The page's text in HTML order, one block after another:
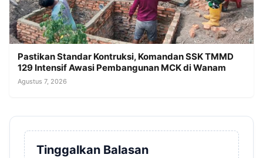
Pastikan Standar Kontruksi, Komandan SSK TMMD
129 Intensif Awasi Pembangunan MCK di Wanam
Agustus 7, 2026
Tinggalkan Balasan